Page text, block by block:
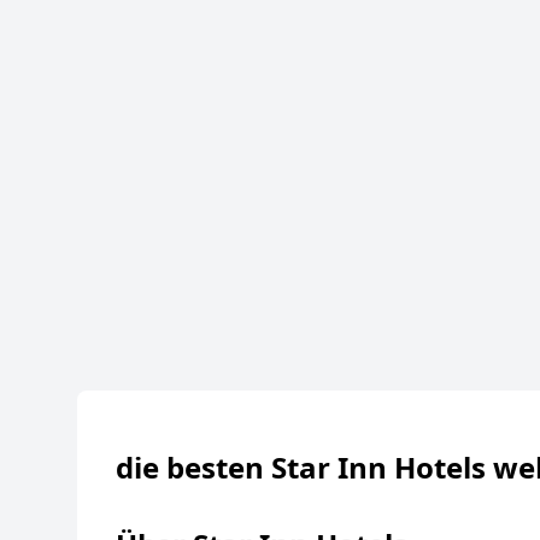
die besten Star Inn Hotels